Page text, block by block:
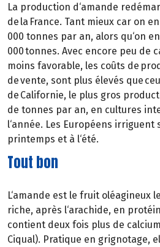
La production d‘amande
de la France. Tant mieux car on
000 tonnes par an, alors qu‘on
000 tonnes. Avec encore peu de
moins favorable, les coûts de
de vente, sont plus élevés que
de Californie, le plus gros
de tonnes par an, en cultures
l‘année. Les Européens irriguent
printemps et à l‘été.
Tout bon
L‘amande est le fruit oléagineux
riche, après l‘arachide, en
contient deux fois plus de
Ciqual). Pratique en grignotage,